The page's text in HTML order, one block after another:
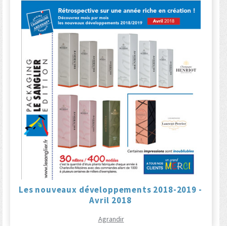
Les nouveaux développements 2018-2019 -
Avril 2018
Agrandir